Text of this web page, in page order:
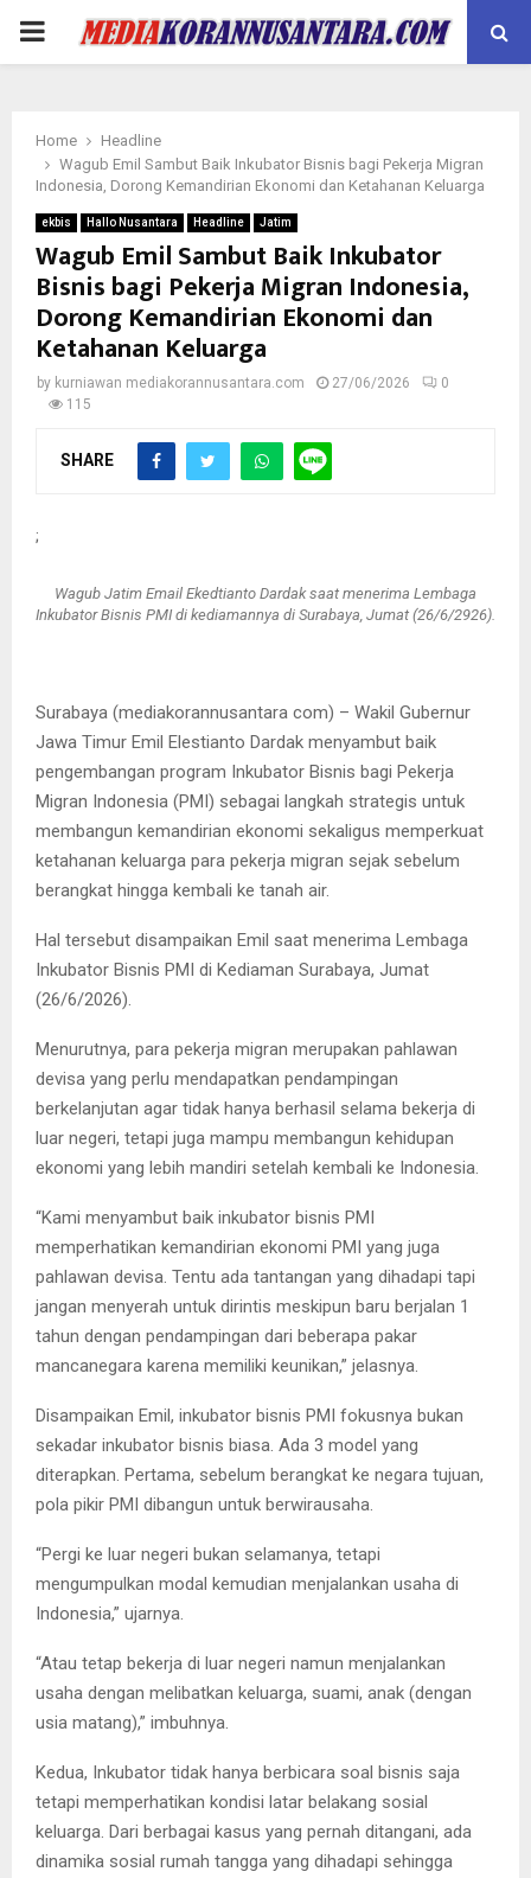
PRIMARY
Home
Headline
Wagub Emil Sambut Baik Inkubator Bisnis bagi Pekerja Migran
Indonesia, Dorong Kemandirian Ekonomi dan Ketahanan Keluarga
ekbis Hallo Nusantara Headline Jatim
Wagub Emil Sambut Baik Inkubator
Bisnis bagi Pekerja Migran Indonesia,
Dorong Kemandirian Ekonomi dan
Ketahanan Keluarga
by kurniawan mediakorannusantara.com 27/06/2026
0
115
SHARE
;
Wagub Jatim Email Ekedtianto Dardak saat menerima Lembaga
Inkubator Bisnis PMI di kediamannya di Surabaya, Jumat (26/6/2926).
Surabaya (mediakorannusantara com) – Wakil Gubernur
Jawa Timur Emil Elestianto Dardak menyambut baik
pengembangan program Inkubator Bisnis bagi Pekerja
Migran Indonesia (PMI) sebagai langkah strategis untuk
membangun kemandirian ekonomi sekaligus memperkuat
ketahanan keluarga para pekerja migran sejak sebelum
berangkat hingga kembali ke tanah air.
Hal tersebut disampaikan Emil saat menerima Lembaga
Inkubator Bisnis PMI di Kediaman Surabaya, Jumat
(26/6/2026).
Menurutnya, para pekerja migran merupakan pahlawan
devisa yang perlu mendapatkan pendampingan
berkelanjutan agar tidak hanya berhasil selama bekerja di
luar negeri, tetapi juga mampu membangun kehidupan
ekonomi yang lebih mandiri setelah kembali ke Indonesia.
“Kami menyambut baik inkubator bisnis PMI
memperhatikan kemandirian ekonomi PMI yang juga
pahlawan devisa. Tentu ada tantangan yang dihadapi tapi
jangan menyerah untuk dirintis meskipun baru berjalan 1
tahun dengan pendampingan dari beberapa pakar
mancanegara karena memiliki keunikan,” jelasnya.
Disampaikan Emil, inkubator bisnis PMI fokusnya bukan
sekadar inkubator bisnis biasa. Ada 3 model yang
diterapkan. Pertama, sebelum berangkat ke negara tujuan,
pola pikir PMI dibangun untuk berwirausaha.
“Pergi ke luar negeri bukan selamanya, tetapi
mengumpulkan modal kemudian menjalankan usaha di
Indonesia,” ujarnya.
“Atau tetap bekerja di luar negeri namun menjalankan
usaha dengan melibatkan keluarga, suami, anak (dengan
usia matang),” imbuhnya.
Kedua, Inkubator tidak hanya berbicara soal bisnis saja
tetapi memperhatikan kondisi latar belakang sosial
keluarga. Dari berbagai kasus yang pernah ditangani, ada
dinamika sosial rumah tangga yang dihadapi sehingga